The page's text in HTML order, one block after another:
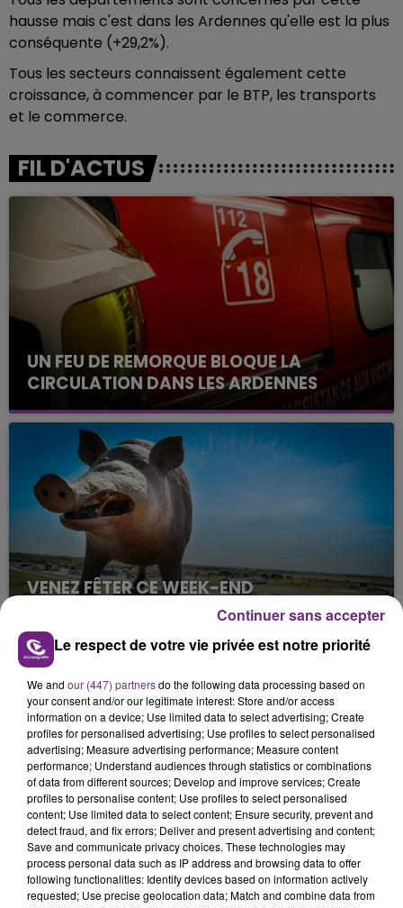
hausse mais c'est dans les Ardennes qu'elle est la plus
conséquente (+29,2%).
Tous les secteurs connaissent également cette
croissance, à commencer par le BTP, les transports
et le commerce.
FIL D'ACTUS
UN FEU DE REMORQUE BLOQUE LA
CIRCULATION DANS LES ARDENNES
Un feu de remorque s'est déclaré ce mercredi en
fin de matinée sur l'A34.
VENEZ FÊTER CE WEEK-END
L'ANNIVERSAIRE DE WOINIC
Ce samedi 8 août sera un grand jour :
l'anniversaire du plus gros sanglier du monde.
Une fête est donc organisée et vous êtes tous
conviés !
TITRES DIFFUSÉS
8h13
8h13 8h10
8h10
Le respect de votre vie privée est notre priorité
We and our (447) partnersdo the following data processing based on
your consent and/or our legitimate interest: Store and/or access
information on a device; Use limited data to select advertising; Create
profiles for personalised advertising; Use profiles to select personalised
advertising; Measure advertising performance; Measure content
performance; Understand audiences through statistics or combinations
of data from different sources; Develop and improve services; Create
profiles to personalise content; Use profiles to select personalised
content; Use limited data to select content; Ensure security, prevent and
detect fraud, and fix errors; Deliver and present advertising and content;
Save and communicate privacy choices. These technologies may
process personal data such as IP address and browsing data to offer
following functionalities: Identify devices based on information actively
requested; Use precise geolocation data; Match and combine data from
Continuer sans accepter